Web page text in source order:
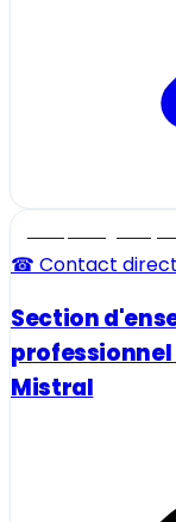
☎ Contact direct
Section
professionnel
Mistral